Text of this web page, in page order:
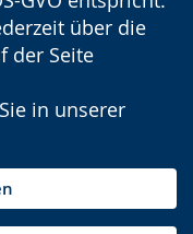
über die
der Seite
in unserer